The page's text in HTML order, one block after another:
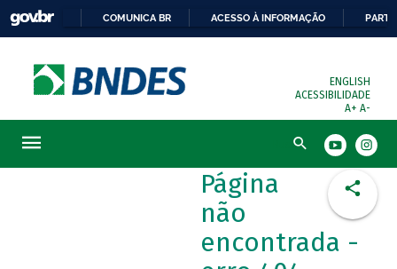
COMUNICA BR ACESSO À INFORMAÇÃO
ENGLISH
ACESSIBILIDADE
A+ A-
Busca
Página
não
encontrada -